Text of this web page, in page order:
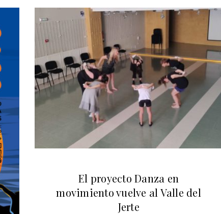
El proyecto Danza en
movimiento vuelve al Valle del
Jerte